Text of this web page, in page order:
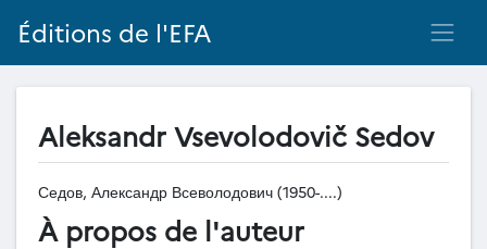
Éditions de l'EFA
Aleksandr Vsevolodovič Sedov
Седов, Александр Всеволодович (1950-....)
À propos de l'auteur